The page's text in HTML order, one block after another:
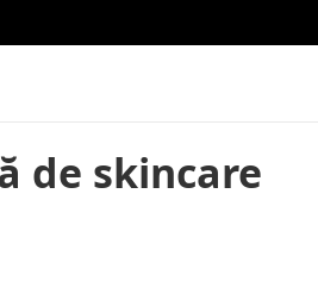
de skincare